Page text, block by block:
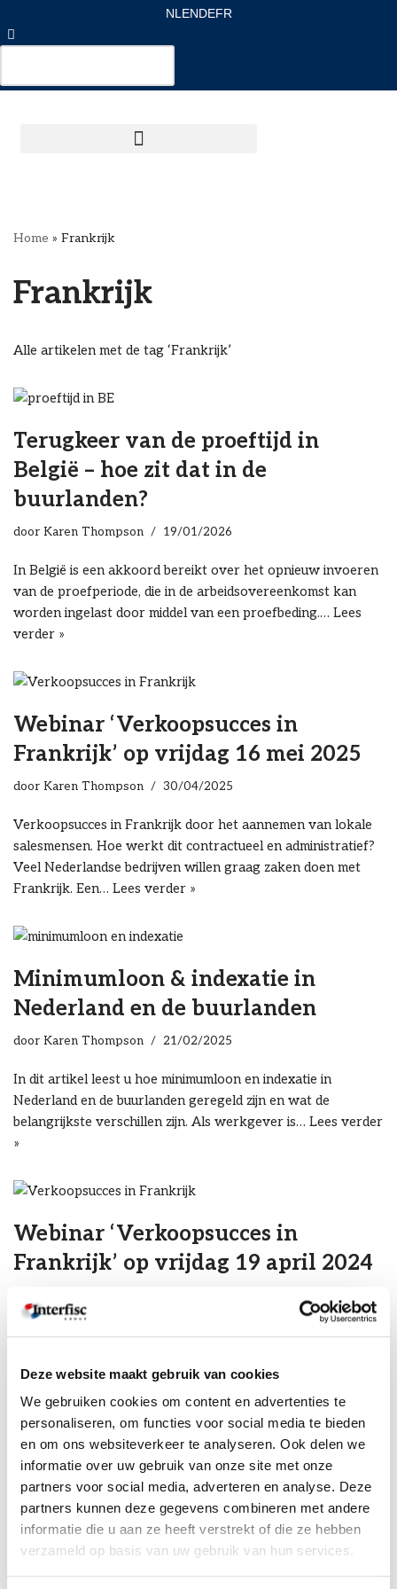
Deze website maakt gebruik van cookies
We gebruiken cookies om content en advertenties te
personaliseren, om functies voor social media te bieden
en om ons websiteverkeer te analyseren. Ook delen we
informatie over uw gebruik van onze site met onze
partners voor social media, adverteren en analyse. Deze
partners kunnen deze gegevens combineren met andere
informatie die u aan ze heeft verstrekt of die ze hebben
verzameld op basis van uw gebruik van hun services.
Ga
de
NLENDEFR
Home » Frankrijk
Frankrijk
Alle artikelen met de tag ‘Frankrijk’
Terugkeer van de proeftijd in
België – hoe zit dat in de
buurlanden?
door Karen Thompson 19/01/2026
In België is een akkoord bereikt over het opnieuw invoeren
van de proefperiode, die in de arbeidsovereenkomst kan
worden ingelast door middel van een proefbeding.… Lees
verder »
Webinar ‘Verkoopsucces in
Frankrijk’ op vrijdag 16 mei 2025
door Karen Thompson 30/04/2025
Verkoopsucces in Frankrijk door het aannemen van lokale
salesmensen. Hoe werkt dit contractueel en administratief?
Veel Nederlandse bedrijven willen graag zaken doen met
Frankrijk. Een… Lees verder »
Minimumloon & indexatie in
Nederland en de buurlanden
door Karen Thompson 21/02/2025
In dit artikel leest u hoe minimumloon en indexatie in
Nederland en de buurlanden geregeld zijn en wat de
belangrijkste verschillen zijn. Als werkgever is… Lees verder
»
Webinar ‘Verkoopsucces in
Frankrijk’ op vrijdag 19 april 2024
Verkoopsucces in Frankrijk door het aannemen van lokale
Veel Nederlandse bedrijven willen graag zaken doen met
Frankrijk. Een…Lees verder »
geboorte-ouderschapsverlof-een-
internationale-vergelijking
doorKaren Thompson 04/06/2022